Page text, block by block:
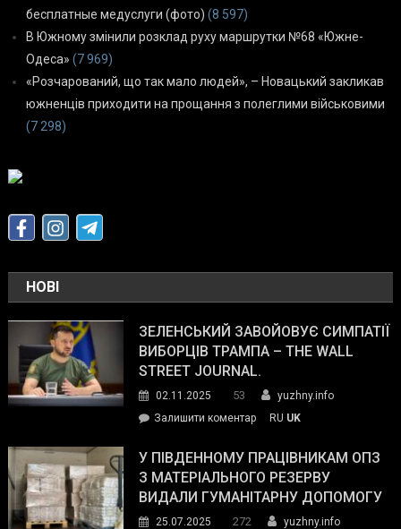
бесплатные медуслуги (фото) (8 597)
В Южному змінили розклад руху маршрутки №68 «Южне-
Одеса» (7 969)
«Розчарований, що так мало людей», – Новацький закликав
южненців приходити на прощання з полеглими військовими
(7 298)
НОВІ
ЗЕЛЕНСЬКИЙ ЗАВОЙОВУЄ СИМПАТІЇ
ВИБОРЦІВ ТРАМПА – THE WALL
STREET JOURNAL.
02.11.2025 53
yuzhny.info
Залишити коментарon
завойовує
симпатії
виборців
RU UK
У ПІВДЕННОМУ ПРАЦІВНИКАМ ОПЗ
З МАТЕРІАЛЬНОГО РЕЗЕРВУ
ВИДАЛИ ГУМАНІТАРНУ ДОПОМОГУ
25.07.2025 272
yuzhny.info